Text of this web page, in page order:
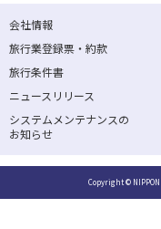
会社情報
旅行業登録票・約款
旅行条件書
ニュースリリース
システムメンテナンスの
お知らせ
Copyright © NIPPON